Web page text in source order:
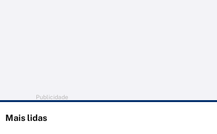
Publicidade
Mais lidas